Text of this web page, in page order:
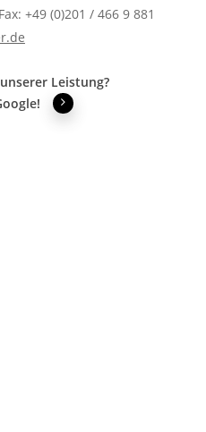
+49 (0)201 / 466 9 881
Leistung?